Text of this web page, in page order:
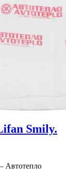
Smily.
Автотепло